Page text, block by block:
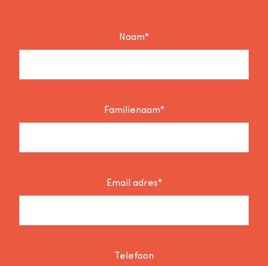
Naam*
Familienaam*
Email adres*
Telefoon